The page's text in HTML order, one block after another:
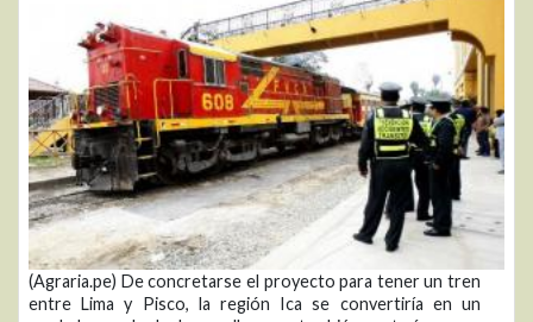
(Agraria.pe) De concretarse el proyecto para tener un tren
entre Lima y Pisco, la región Ica se convertiría en un